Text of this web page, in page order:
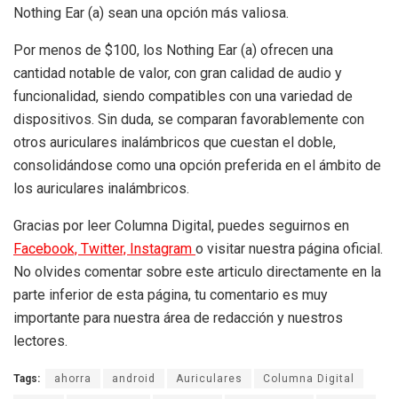
Nothing Ear (a) sean una opción más valiosa.
Por menos de $100, los Nothing Ear (a) ofrecen una
cantidad notable de valor, con gran calidad de audio y
funcionalidad, siendo compatibles con una variedad de
dispositivos. Sin duda, se comparan favorablemente con
otros auriculares inalámbricos que cuestan el doble,
consolidándose como una opción preferida en el ámbito de
los auriculares inalámbricos.
Gracias por leer Columna Digital, puedes seguirnos en
Facebook, Twitter, Instagram o visitar nuestra página oficial.
No olvides comentar sobre este articulo directamente en la
parte inferior de esta página, tu comentario es muy
importante para nuestra área de redacción y nuestros
lectores.
Tags: ahorra android Auriculares Columna Digital